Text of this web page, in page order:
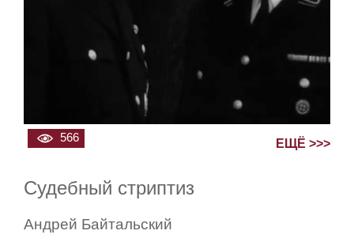
566 ЕЩЁ >>>
Судебный стриптиз
Андрей Байтальский